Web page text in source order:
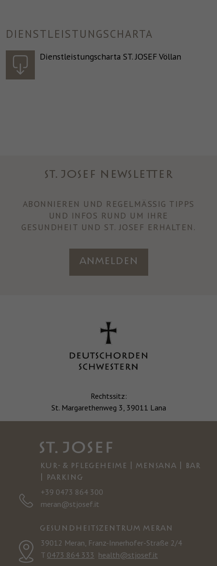
DIENSTLEISTUNGSCHARTA
Dienstleistungscharta ST. JOSEF Völlan
ST. JOSEF NEWSLETTER
ABONNIEREN UND REGELMÄSSIG TIPPS U
ND INFOS RUND UM IHRE
GESUNDHEIT UND ST. JOSEF ERHALTEN.
Anmelden
Rechtssitz:
St. Margarethenweg 3, 39011 Lana
KUR- & PFLEGEHEIME | MENSANA | BAR
| PARKING
+39 0473 864 300
meran@stjosef.it
GESUNDHEITSZENTRUM MERAN
39012 Meran, Franz-Innerhofer-Straße 2/4
T 0473 864 333 health@stjosef.it